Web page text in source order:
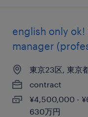
english only
manager
東京23区, 東京
contract
¥4,500,000 -
630万円